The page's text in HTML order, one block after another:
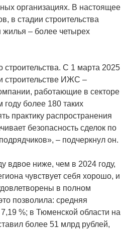
организациях. В настоящее
в стадии строительства
– более четырех
строительства. С 1 марта 2025
строительстве ИЖС –
работающие в секторе
более 180 таких
практику распространения
безопасность сделок по
– подчеркнул он.
вдвое ниже, чем в 2024 году,
чувствует себя хорошо, и
в полном
позволила: средняя
%; в Тюменской области на
более 51 млрд рублей,